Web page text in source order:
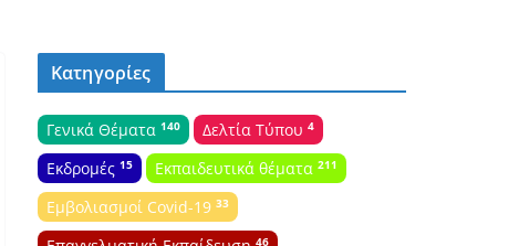
Κατηγορίες
Γενικά Θέματα 140 Δελτία Τύπου 4
Εκδρομές 15 Εκπαιδευτικά θέματα 211
Εμβολιασμοί Covid-19 33
46